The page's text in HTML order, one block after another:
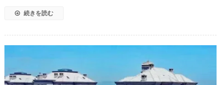
続きを読む